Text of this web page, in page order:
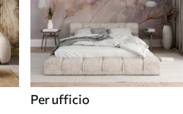
Per ufficio